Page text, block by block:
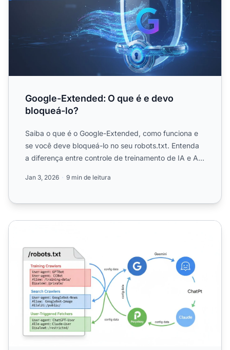
Google-Extended: O que é e devo
bloqueá-lo?
Saiba o que é o Google-Extended, como funciona e
se você deve bloqueá-lo no seu robots.txt. Entenda
a diferença entre controle de treinamento de IA e AI
Jan 3, 2026 9 min de leitura
Robots.txt Específico para IA